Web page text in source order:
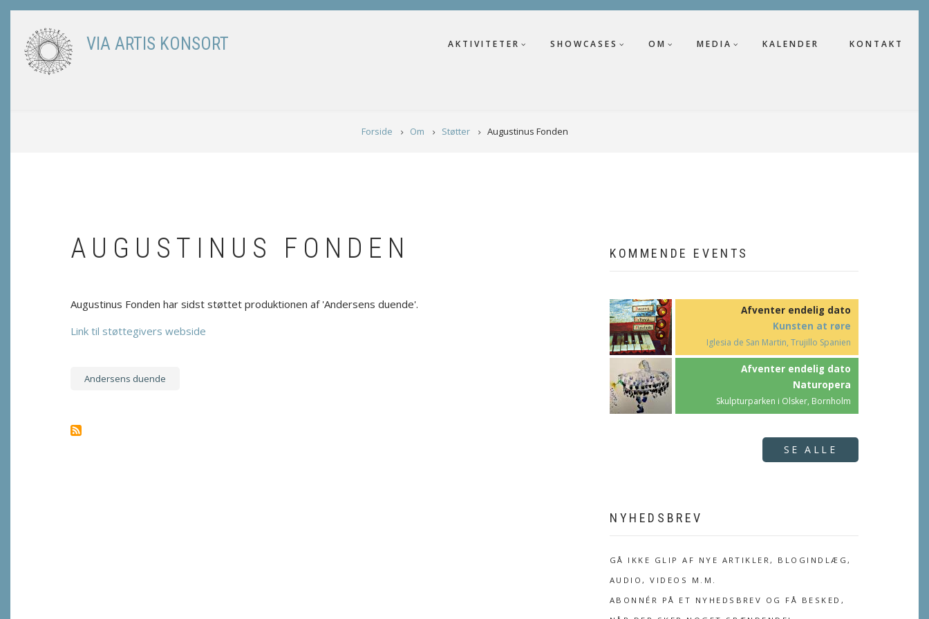
Skip
content
VIA ARTIS KONSORT AKTIVITETER SHOWCASES OM MEDIA KALENDER KONTAKT
Forside Om Støtter Augustinus Fonden
AUGUSTINUS FONDEN
Augustinus Fonden har sidst støttet produktionen af 'Andersens duende'.
Link til støttegivers webside
Andersens duende
KOMMENDE EVENTS
Afventer endelig dato
Kunsten at røre
Iglesia de San Martin, Trujillo Spanien
Afventer endelig dato
Naturopera
Skulpturparken i Olsker, Bornholm
SE ALLE
NYHEDSBREV
GÅ IKKE GLIP AF NYE ARTIKLER, BLOGINDLÆG,
AUDIO, VIDEOS M.M.
ABONNÉR PÅ ET NYHEDSBREV OG FÅ BESKED,